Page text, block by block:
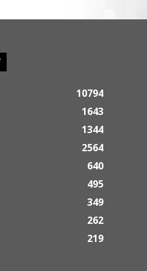
10794
1643
1344
2564
640
495
349
262
219